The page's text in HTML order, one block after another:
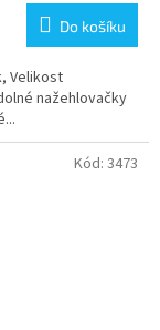
Do košíku
Velikost
nažehlovačky
Kód: 3473